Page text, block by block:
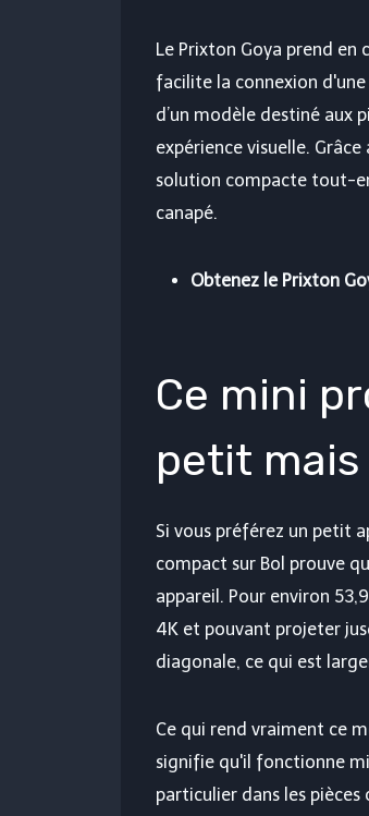
Le Prixton Goya prend en
facilite la connexion
d’un modèle destiné aux
expérience visuelle.
solution compacte tout-
canapé.
Obtenez le Prixton
Ce mini
petit
Si vous préférez un petit
compact sur Bol prouve
appareil. Pour environ
4K et pouvant projeter
diagonale, ce qui est
Ce qui rend vraiment ce
signifie qu'il fonctionne
particulier dans les